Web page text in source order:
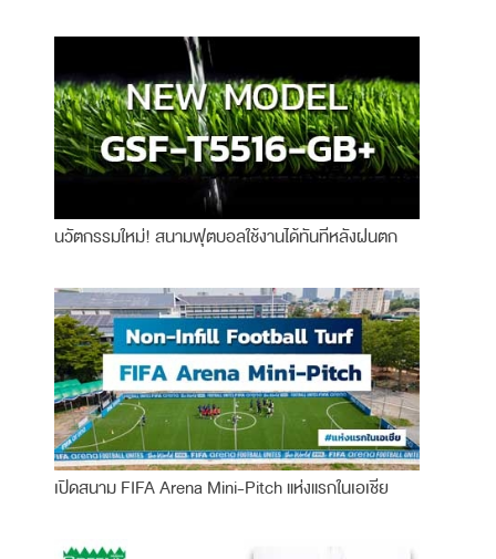
นวัตกรรมใหม่! สนามฟุตบอลใช้งานได้ทันทีหลังฝนตก
เปิดสนาม FIFA Arena Mini-Pitch แห่งแรกในเอเชีย